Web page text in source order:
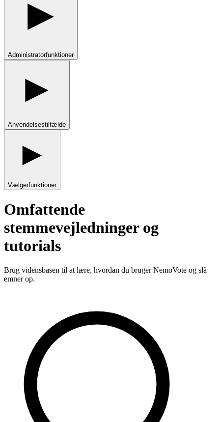
Administratorfunktioner
Anvendelsestilfælde
Vælgerfunktioner
Omfattende
stemmevejledninger og
tutorials
Brug vidensbasen til at lære, hvordan du bruger NemoVote og slå
emner op.